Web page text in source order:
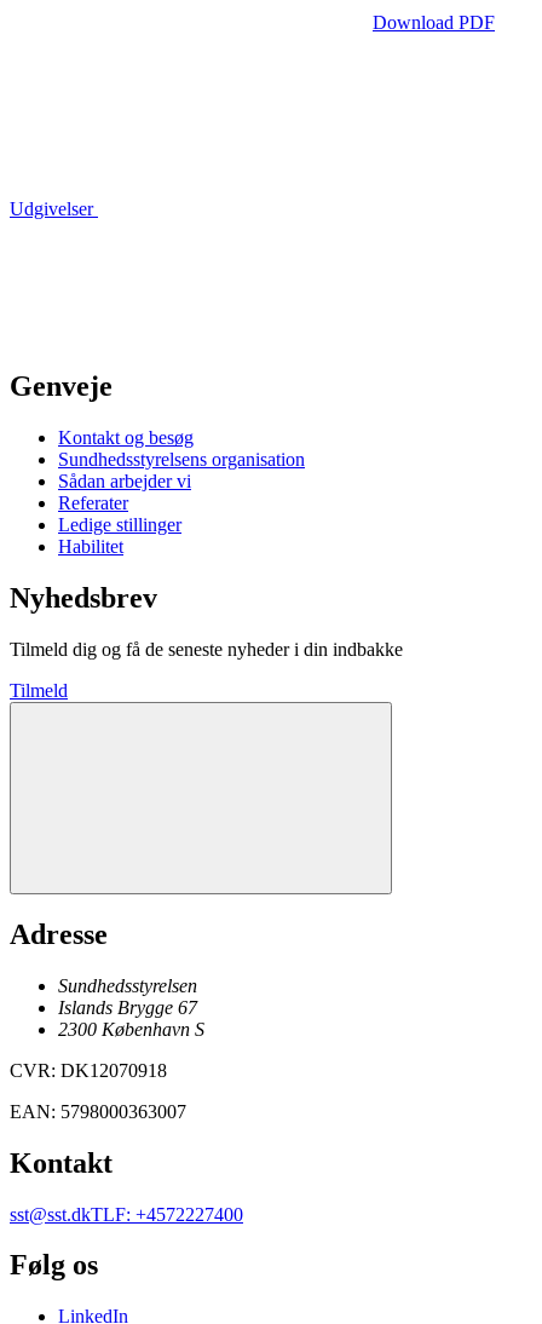
Download PDF
Udgivelser
Genveje
Kontakt og besøg
Sundhedsstyrelsens organisation
Sådan arbejder vi
Referater
Ledige stillinger
Habilitet
Nyhedsbrev
Tilmeld dig og få de seneste nyheder i din indbakke
Tilmeld
Adresse
Sundhedsstyrelsen
Islands Brygge 67
2300 København S
CVR: DK12070918
EAN: 5798000363007
Kontakt
sst@sst.dkTLF: +4572227400
Følg os
LinkedIn